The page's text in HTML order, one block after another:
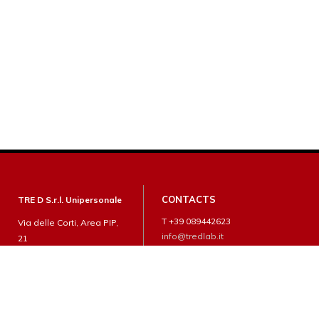
TRE D S.r.l. Unipersonale
Via delle Corti, Area PIP,
21
CONTACTS
T +39 089442623
info@tredlab.it